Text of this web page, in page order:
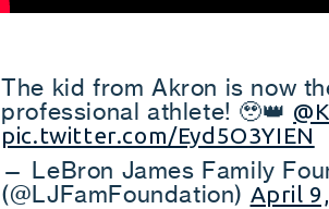
The kid from Akron is now
professional athlete! 🥹👑
pic.twitter.com/Eyd5O3YIEN
— LeBron James Family
(@LJFamFoundation) April